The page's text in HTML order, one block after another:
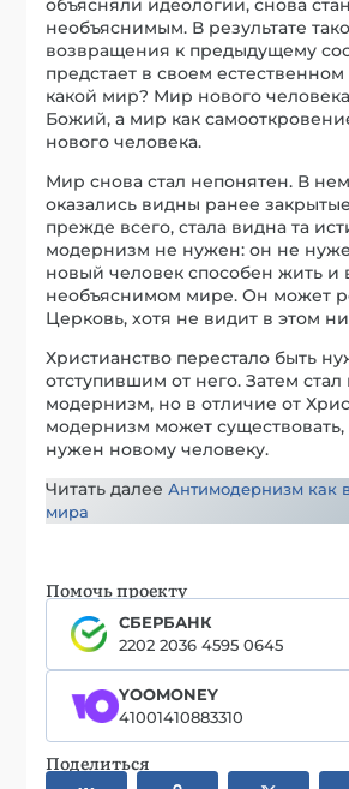
объясняли идеологии, снова
необъяснимым. В результате
возвращения к предыдущему
предстает в своем
какой мир? Мир нового
Божий, а мир как
нового человека.
Мир снова стал непонятен. В
оказались видны ранее
прежде всего, стала видна та
модернизм не нужен: он не
новый человек способен жить и
необъяснимом мире. Он может
Церковь, хотя не видит в этом
Христианство перестало быть
отступившим от него. Затем
модернизм, но в отличие от
модернизм может существовать,
нужен новому человеку.
Читать далееАнтимодернизм как
мира
Помочь проекту
СБЕРБАНК
2202 2036 4595 0645
YOOMONEY
41001410883310
Поделиться